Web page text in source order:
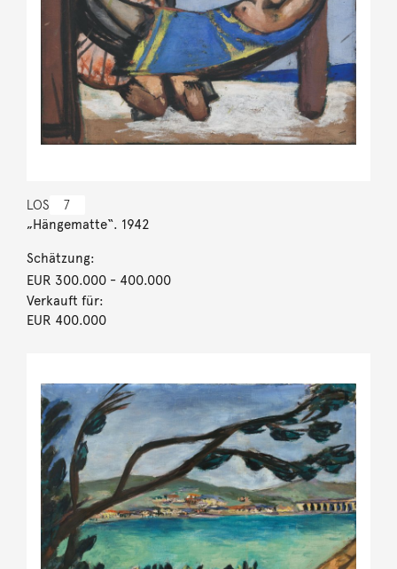
LOS 7
„Hängematte“. 1942
Schätzung:
EUR 300.000- 400.000
Verkauft für:
EUR 400.000